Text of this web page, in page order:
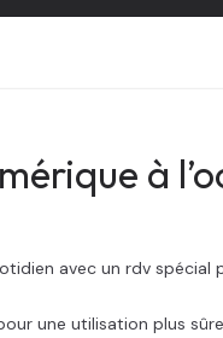
à
avec un rdv spécial
une utilisation plus